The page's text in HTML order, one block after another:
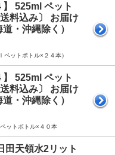
】 525ml ペット
料込み〕 お届け
・沖縄除く）
ペットボトル×２４本）
】 525ml ペット
料込み〕 お届け
・沖縄除く）
ットボトル×４０本
田天領水2リット